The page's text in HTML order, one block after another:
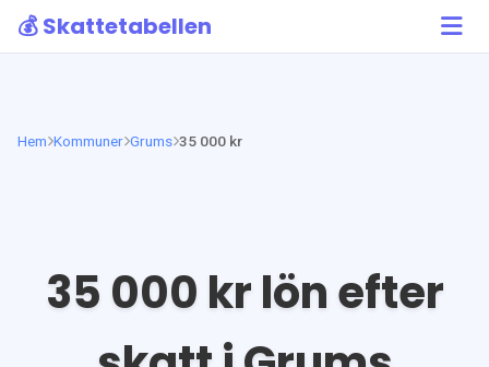
💰 Skattetabellen
Hem Kommuner Grums 35 000 kr
35 000 kr lön efter